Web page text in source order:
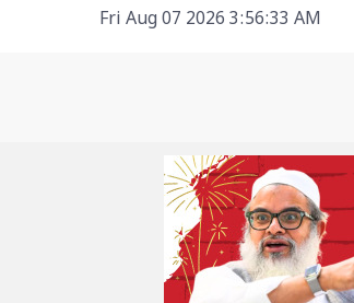
Fri Aug 07 2026 3:56:33 AM